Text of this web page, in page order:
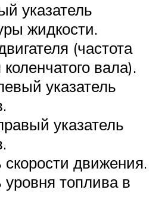
указатель
жидкости.
(частота
вала).
указатель
указатель
скорости движения.
уровня топлива в